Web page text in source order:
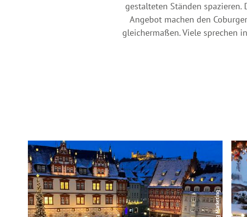
gestalteten Ständen
Angebot machen den
gleichermaßen. Viele sprechen